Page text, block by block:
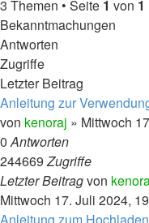
3 Themen • Seite 1 von 1
Bekanntmachungen
Antworten
Zugriffe
Letzter Beitrag
Anleitung zur
von kenoraj » Mittwoch
0Antworten
244669Zugriffe
Letzter Beitragvon
Mittwoch 17. Juli 2024,